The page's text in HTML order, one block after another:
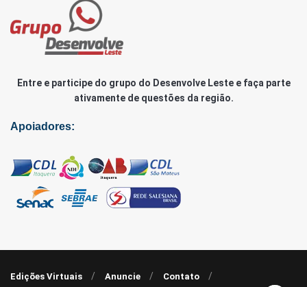
Entre e participe do grupo do Desenvolve Leste e faça parte
ativamente de questões da região.
Apoiadores:
Edições Virtuais Anuncie Contato